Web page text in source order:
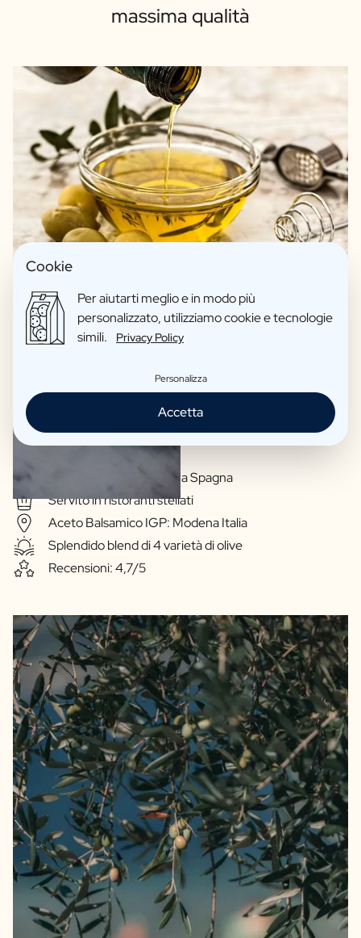
massima qualità
Qualità Extravergine
Olio d'oliva: Extremadura Spagna
Servito in ristoranti stellati
Aceto Balsamico IGP: Modena Italia
Splendido blend di 4 varietà di olive
Recensioni: 4,7/5
Cookie
Per aiutarti meglio e in modo più
personalizzato, utilizziamo cookie e tecnologie
simili.
Privacy Policy
Personalizza
Accetta